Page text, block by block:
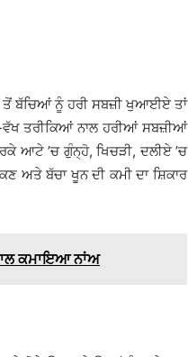
ਤੋਂ ਬੱਚਿਆਂ ਨੂੰ ਹਰੀ ਸਬਜ਼ੀ ਖੁਆਈਏ ਤਾਂ
ਵੱਖ ਤਰੀਕਿਆਂ ਨਾਲ ਹਰੀਆਂ ਸਬਜ਼ੀਆਂ
ਆਟੇ ’ਚ ਗੁੰਨ੍ਹੋ, ਖਿਚੜੀ, ਦਲੀਏ ’ਚ
ਅਤੇ ਬੱਚਾ ਖੂਨ ਦੀ ਕਮੀ ਦਾ ਸ਼ਿਕਾਰ
ਕਮਾਇਆ ਨਾਂਅ